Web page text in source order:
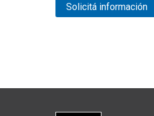
Solicitá información